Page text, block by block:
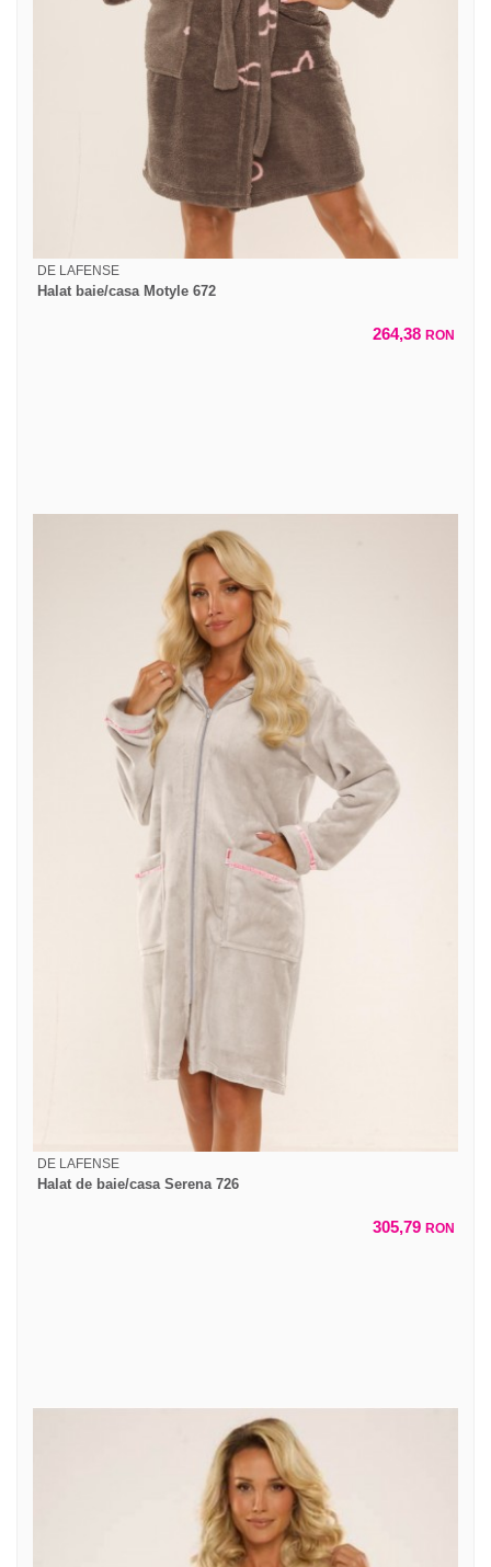
DE LAFENSE
Halat baie/casa Motyle 672
264,38 RON
DE LAFENSE
Halat de baie/casa Serena 726
305,79 RON